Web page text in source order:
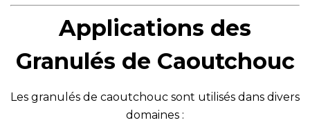
Applications des
Granulés de Caoutchouc
Les granulés de caoutchouc sont utilisés dans divers
domaines :